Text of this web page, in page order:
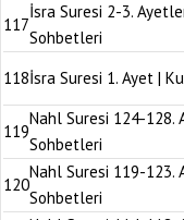
117
İsra Suresi 2-3.
Sohbetleri
118İsra Suresi 1. Ayet |
119
Nahl Suresi 124-128.
Sohbetleri
120
Nahl Suresi 119-123.
Sohbetleri